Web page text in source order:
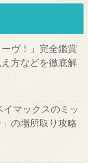
ーヴ！」完全鑑賞
方などを徹底解
マックスのミッ
の場所取り攻略